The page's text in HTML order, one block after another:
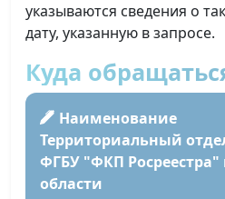
указываются сведения о
дату, указанную в запросе.
Куда
Наименование
Территориальный
ФГБУ "ФКП Росреестра"
области